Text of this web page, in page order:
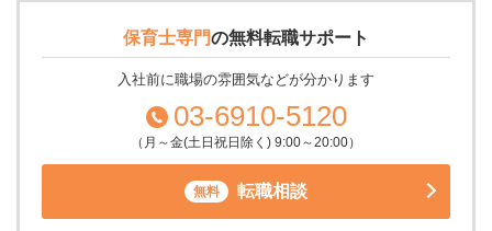
保育士専門の無料転職サポート
入社前に職場の雰囲気などが分かります
03-6910-5120
（月～金(土日祝日除く) 9:00～20:00）
無料 転職相談